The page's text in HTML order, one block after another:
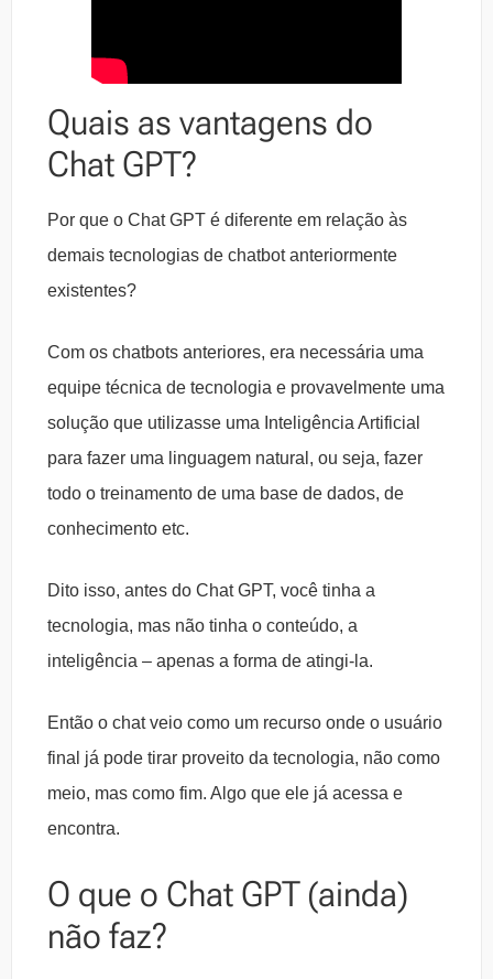
Quais as vantagens do
Chat GPT?
Por que o Chat GPT é diferente em relação às
demais tecnologias de chatbot anteriormente
existentes?
Com os chatbots anteriores, era necessária uma
equipe técnica de tecnologia e provavelmente uma
solução que utilizasse uma Inteligência Artificial
para fazer uma linguagem natural, ou seja, fazer
todo o treinamento de uma base de dados, de
conhecimento etc.
Dito isso, antes do Chat GPT, você tinha a
tecnologia, mas não tinha o conteúdo, a
inteligência – apenas a forma de atingi-la.
Então o chat veio como um recurso onde o usuário
final já pode tirar proveito da tecnologia, não como
meio, mas como fim. Algo que ele já acessa e
encontra.
O que o Chat GPT (ainda)
não faz?